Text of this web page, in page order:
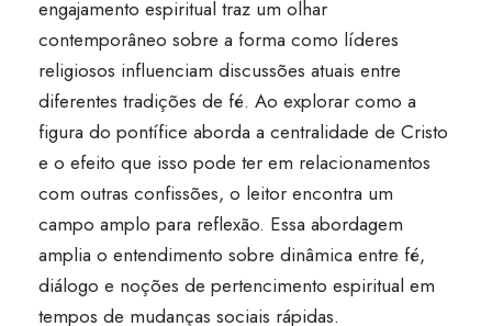
engajamento espiritual traz um olhar
contemporâneo sobre a forma como líderes
religiosos influenciam discussões atuais entre
diferentes tradições de fé. Ao explorar como a
figura do pontífice aborda a centralidade de Cristo
e o efeito que isso pode ter em relacionamentos
com outras confissões, o leitor encontra um
campo amplo para reflexão. Essa abordagem
amplia o entendimento sobre dinâmica entre fé,
diálogo e noções de pertencimento espiritual em
tempos de mudanças sociais rápidas.